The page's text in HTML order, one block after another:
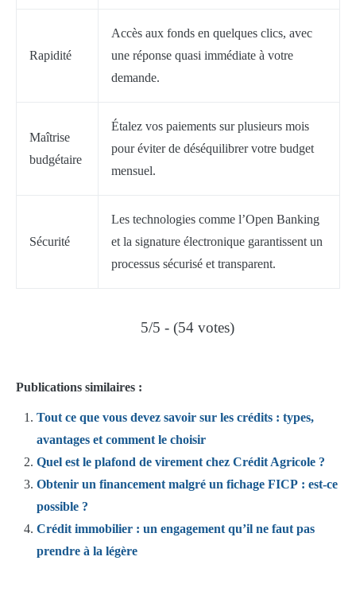
Rapidité
Accès aux fonds en quelques clics, avec
une réponse quasi immédiate à votre
demande.
Maîtrise
budgétaire
Étalez vos paiements sur plusieurs mois
pour éviter de déséquilibrer votre budget
mensuel.
Sécurité
Les technologies comme l’Open Banking
et la signature électronique garantissent un
processus sécurisé et transparent.
5/5 - (54 votes)
Publications similaires :
Tout ce que vous devez savoir sur les crédits : types,
avantages et comment le choisir
Quel est le plafond de virement chez Crédit Agricole ?
Obtenir un financement malgré un fichage FICP : est-ce
possible ?
Crédit immobilier : un engagement qu’il ne faut pas
prendre à la légère